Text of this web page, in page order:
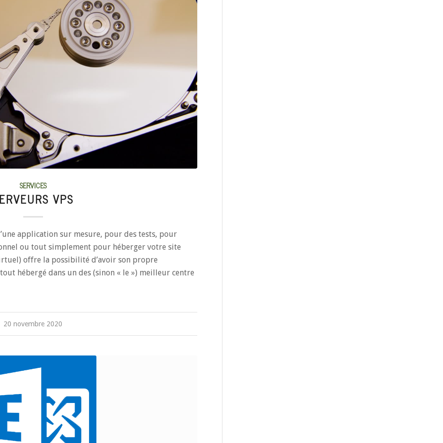
SERVICES
VPS
application sur mesure, pour des tests, pour
ou tout simplement pour héberger votre site
offre la possibilité d’avoir son propre
hébergé dans un des (sinon « le ») meilleur centre
20 novembre 2020